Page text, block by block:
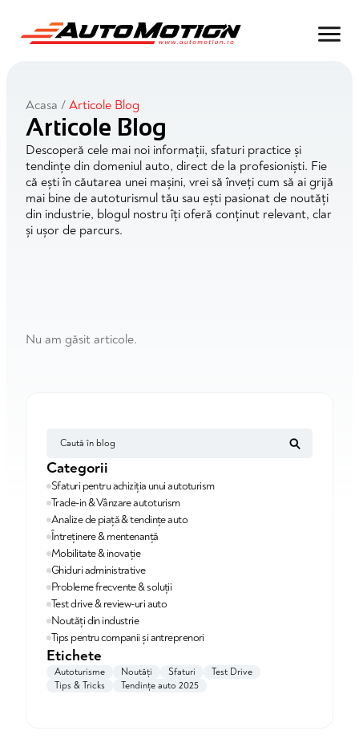
Acasa / Articole Blog
Articole Blog
Descoperă cele mai noi informații, sfaturi practice și
tendințe din domeniul auto, direct de la profesioniști. Fie
că ești în căutarea unei mașini, vrei să înveți cum să ai grijă
mai bine de autoturismul tău sau ești pasionat de noutăți
din industrie, blogul nostru îți oferă conținut relevant, clar
și ușor de parcurs.
Nu am găsit articole.
Categorii
Sfaturi pentru achiziția unui autoturism
Trade-in & Vânzare autoturism
Analize de piață & tendințe auto
Întreținere & mentenanță
Mobilitate & inovație
Ghiduri administrative
Probleme frecvente & soluții
Test drive & review-uri auto
Noutăți din industrie
Tips pentru companii și antreprenori
Etichete
Autoturisme Noutăți Sfaturi
Test Drive
Tips & Tricks
Tendințe auto 2025